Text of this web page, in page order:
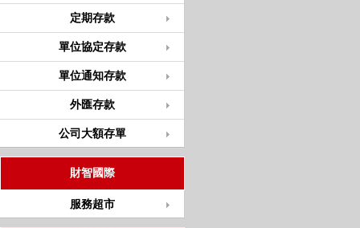
定期存款
單位協定存款
單位通知存款
外匯存款
公司大額存單
財智國際
服務超市